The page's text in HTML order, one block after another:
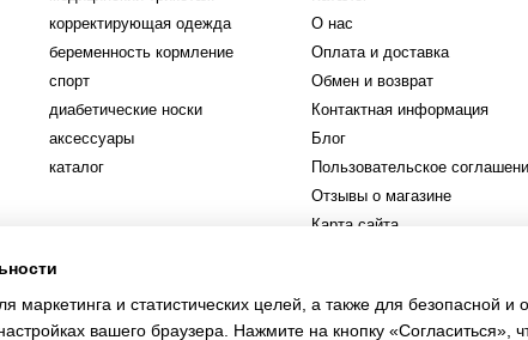
корректирующая одежда
беременность кормление
спорт
диабетические носки
аксессуары
каталог
О нас
Оплата и доставка
Обмен и возврат
Контактная информация
Блог
Пользовательское
Отзывы о магазине
Карта сайта
маркетинга и статистических целей, а также для безопасной и
вашего браузера. Нажмите на кнопку «Согласиться»,